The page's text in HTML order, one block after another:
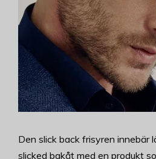
Den slick back frisyren innebär
slicked bakåt med en produkt